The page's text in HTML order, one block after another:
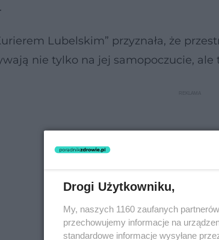
Lubelskim” przyznała, że
nie tylko na jej samopoczucie,
Drogi Użytkowniku,
My, naszych 1160 zaufanych
przechowujemy informacje na
standardowe informacje wysyłane